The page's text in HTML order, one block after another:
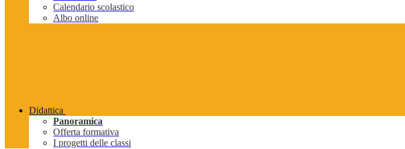
Calendario scolastico
Albo online
Didattica
Panoramica
Offerta formativa
I progetti delle classi